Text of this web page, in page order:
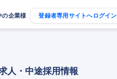
の企業様 登録者専用サイトへログイン
人・中途採用情報